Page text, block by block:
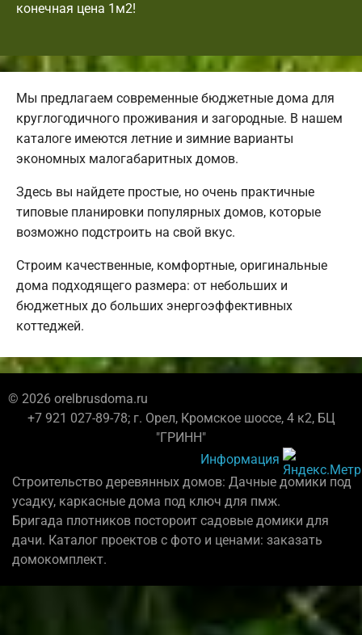
конечная цена 1м2!
Мы предлагаем современные бюджетные дома для
круглогодичного проживания и загородные. В нашем
каталоге имеются летние и зимние варианты
экономных малогабаритных домов.
Здесь вы найдете простые, но очень практичные
типовые планировки популярных домов, которые
возможно подстроить на свой вкус.
Строим качественные, комфортные, оригинальные
дома подходящего размера: от небольших и
бюджетных до больших энергоэффективных
коттеджей.
© 2026 orelbrusdoma.ru
+7 921 027-89-78; г. Орел, Кромское шоссе, 4 к2, БЦ
"ГРИНН"
Информация
Строительство деревянных домов: Дачные домики под
усадку, каркасные дома под ключ для пмж.
Бригада плотников постороит садовые домики для
дачи. Каталог проектов с фото и ценами: заказать
домокомплект.